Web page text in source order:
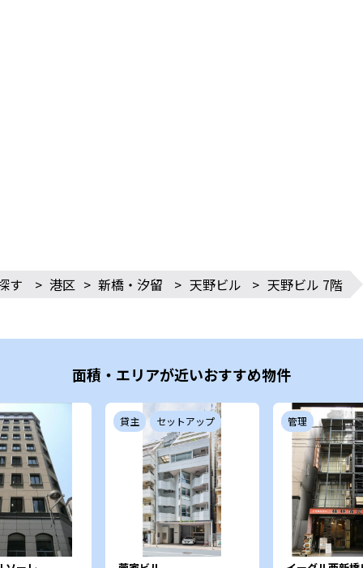
す > 港区 > 新橋・汐留 > 天野ビル > 天野ビル 7階
面積・エリアが近いおすすめ物件
貸主 セットアップ 管理